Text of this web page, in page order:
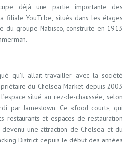
déjà une partie importante des
filiale YouTube, situés dans les étages
du groupe Nabisco, construite en 1913
qu’il allait travailler avec la société
du Chelsea Market depuis 2003
situé au rez-de-chaussée, selon
par Jamestown. Ce «food court», qui
restaurants et espaces de restauration
une attraction de Chelsea et du
District depuis le début des années